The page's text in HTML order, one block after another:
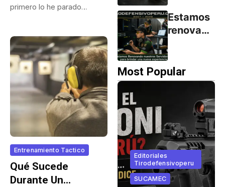
primero lo he parado…
Entrenamiento Tactico
Qué Sucede
Durante Un
dice.
Menos
de 2
Secreto
Detrás
Desgaste
Estamos
renovand
s para
brindar
nueva
experien
cia
Most Popular
Armas Cortas
Editoriales
Tirodefensivoperu
SUCAMEC